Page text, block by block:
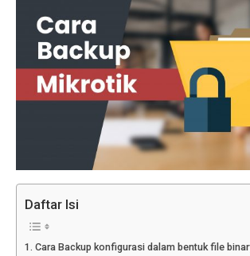
Daftar Isi
Cara Backup konfigurasi dalam bentuk file